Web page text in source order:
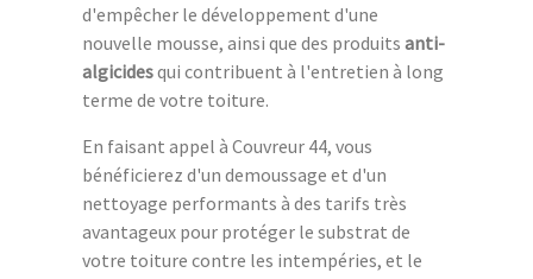
d'empêcher le développement d'une
nouvelle mousse, ainsi que des produits anti-
algicidesqui contribuent à l'entretien à long
terme de votre toiture.
En faisant appel à Couvreur 44, vous
bénéficierez d'un demoussage et d'un
nettoyage performants à des tarifs très
avantageux pour protéger le substrat de
votre toiture contre les intempéries, et le